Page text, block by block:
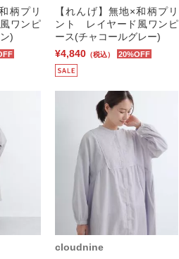
柄プリ
ワンピ
)
【れんげ】無地×和柄プリ
ント レイヤード風ワンピ
ース(チャコールグレー)
¥4,840 （税込） 20%OFF
cloudnine